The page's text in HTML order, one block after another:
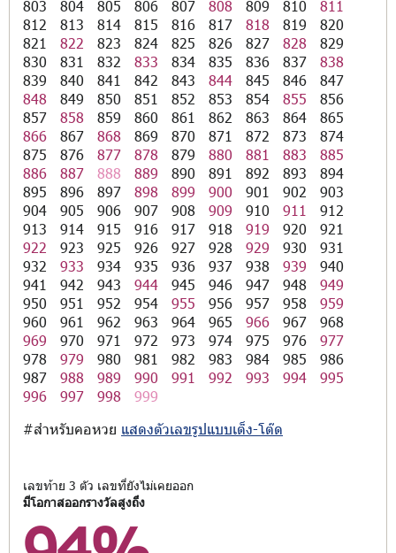
803
804 805 806 807 808 809 810
811
812
813 814 815 816 817 818 819
820
821
822 823 824 825 826 827 828
829
830
831 832 833 834 835 836 837
838
839
840 841 842 843 844 845 846
847
848
849 850 851 852 853 854 855
856
857
858 859 860 861 862 863 864
865
866
867 868 869 870 871 872 873
874
875
876 877 878 879 880 881 883
885
886
887 888 889 890 891 892 893
894
895
896 897 898 899 900 901 902
903
904
905 906 907 908 909 910 911
912
913
914 915 916 917 918 919 920
921
922
923 925 926 927 928 929 930
931
932
933 934 935 936 937 938 939
940
941
942 943 944 945 946 947 948
949
950
951 952 954 955 956 957 958
959
960
961 962 963 964 965 966 967
968
969
970 971 972 973 974 975 976
977
978
979 980 981 982 983 984 985
986
987
988 989 990 991 992 993 994
995
996
997 998
999
#สำหรับคอหวย แสดงตัวเลขรูปแบบเต็ง-โต๊ด
เลขท้าย 3 ตัว เลขที่ยังไม่เคยออก
มีโอกาสออกรางวัลสูงถึง